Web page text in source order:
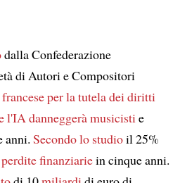
dalla Confederazione
di Autori e Compositori
franceseper la tutela dei diritti
l'IA danneggeràmusicistie
anni. Secondo lo studioil 25%
finanziariein cinque anni.